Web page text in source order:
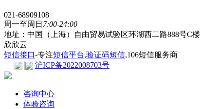
021-68909108
周一至周日 7:00-24:00
地址：中国（上海）自由贸易试验区环湖西二路888号C楼
欣欣云
短信接口-专注短信平台,验证码短信,106短信服务商
沪ICP备2022008703号
咨询中心
体验咨询